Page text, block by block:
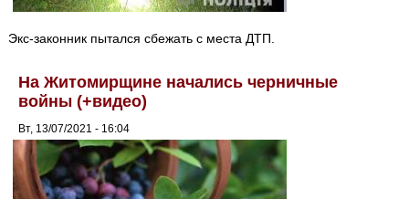
Экс-законник пытался сбежать с места ДТП.
На Житомирщине начались черничные
войны (+видео)
Вт, 13/07/2021 - 16:04